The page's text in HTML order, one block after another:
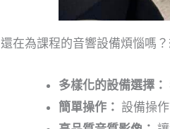
還在為課程的音響設備煩惱嗎
多樣化的設備選擇：
簡單操作： 設備操